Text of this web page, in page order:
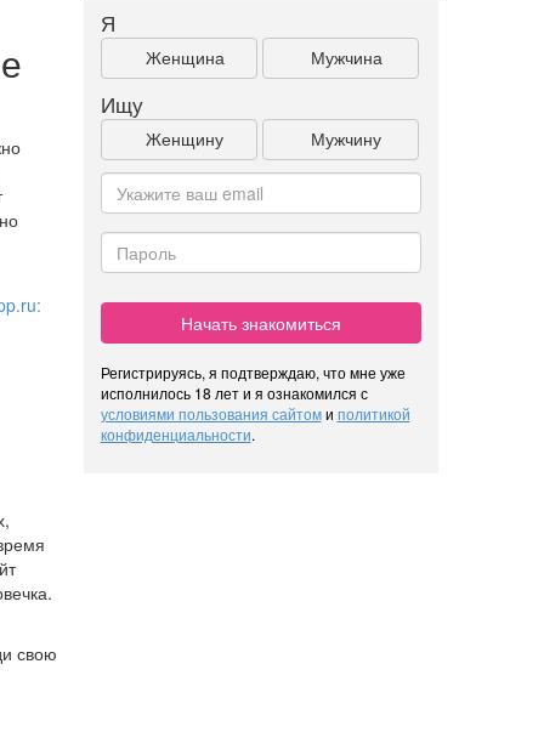
свою
Я
Женщина Мужчина
Ищу
Женщину Мужчину
Начать знакомиться
Регистрируясь, я подтверждаю, что мне уже
исполнилось 18 лет и я ознакомился с
условиями пользования сайтоми политикой
конфиденциальности.